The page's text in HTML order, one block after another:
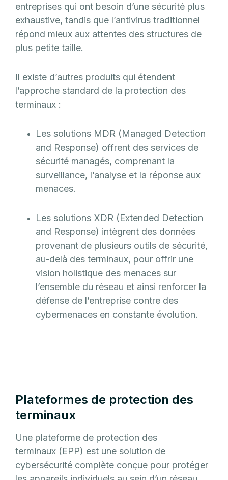
entreprises qui ont besoin d’une sécurité plus
exhaustive, tandis que l’antivirus traditionnel
répond mieux aux attentes des structures de
plus petite taille.
Il existe d’autres produits qui étendent
l’approche standard de la protection des
terminaux :
Les solutions MDR (Managed Detection
and Response) offrent des services de
sécurité managés, comprenant la
surveillance, l’analyse et la réponse aux
menaces.
Les solutions XDR (Extended Detection
and Response) intègrent des données
provenant de plusieurs outils de sécurité,
au-delà des terminaux, pour offrir une
vision holistique des menaces sur
l’ensemble du réseau et ainsi renforcer la
défense de l’entreprise contre des
cybermenaces en constante évolution.
Plateformes de protection des
terminaux
Une plateforme de protection des
terminaux (EPP) est une solution de
cybersécurité complète conçue pour protéger